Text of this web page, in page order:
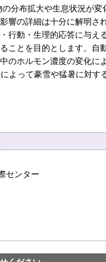
分布拡大や生息状況が
響の詳細は十分に解明
行動・生理的応答に与
ことを目的とします。自
のホルモン濃度の変化に
よって豪雪や猛暑に対
センター